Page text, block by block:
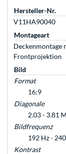
Hersteller-Nr.
V11HA90040
Montageart
Frontprojektion
Bild
Format
16:9
Diagonale
2.03 - 3.81
Bildfrequenz
192 Hz -
Kontrast